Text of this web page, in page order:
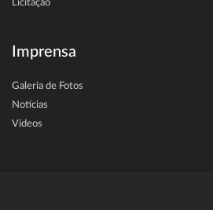
Licitação
Imprensa
Galeria de Fotos
Notícias
Vídeos